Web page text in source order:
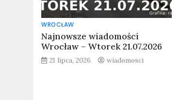
WROCŁAW
Najnowsze wiadomości
Wrocław – Wtorek 21.07.2026
21 lipca, 2026 wiadomosci